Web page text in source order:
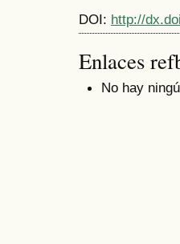
DOI: http://
Enlaces
No hay